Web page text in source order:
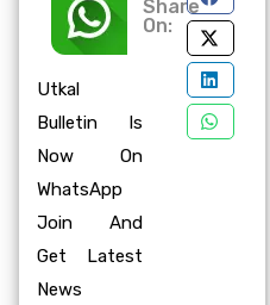
Utkal
Bulletin Is
Now On
WhatsApp
Join And
Get Latest
News
Share
On: